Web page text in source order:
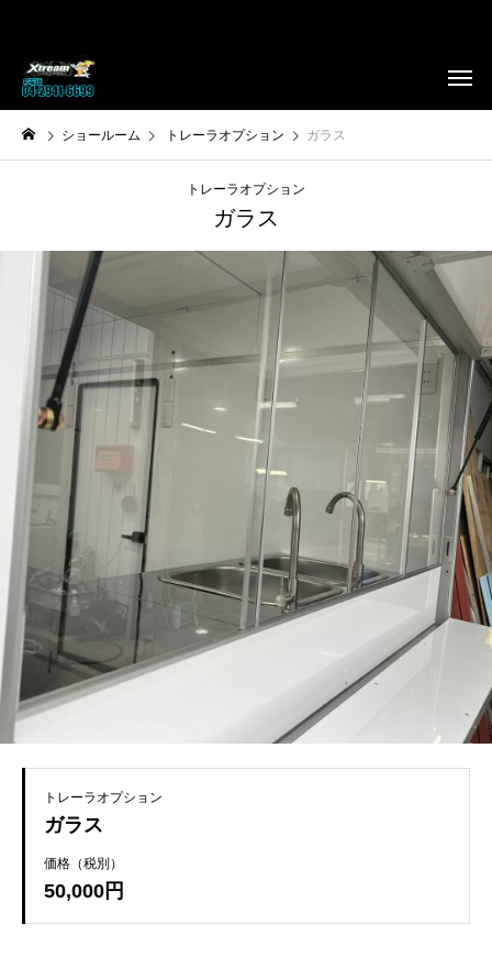
ショールーム トレーラオプション ガラス
トレーラオプション
ガラス
トレーラオプション
ガラス
価格（税別）
50,000円